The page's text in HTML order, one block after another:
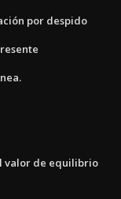
por despido
valor de equilibrio